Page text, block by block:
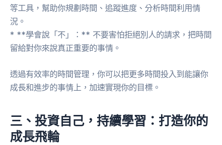
等工具，幫助你規劃時間、追蹤進度、分析時間利用情
況。
* **學會說「不」：** 不要害怕拒絕別人的請求，把時間
留給對你來說真正重要的事情。
透過有效率的時間管理，你可以把更多時間投入到能讓你
成長和進步的事情上，加速實現你的目標。
三、投資自己，持續學習：打造你的
成長飛輪